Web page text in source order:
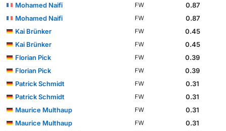
Mohamed Naifi FW
0.87
Mohamed Naifi
FW
0.87
Kai Brünker
FW
0.45
Kai Brünker
FW
0.45
Florian Pick
FW
0.39
Florian Pick
FW
0.39
Patrick Schmidt
FW
0.31
Patrick Schmidt
FW
0.31
Maurice Multhaup
FW
0.31
Maurice Multhaup
FW
0.31